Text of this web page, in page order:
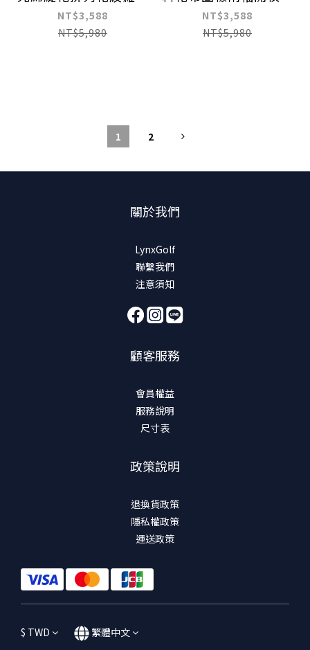
領胸袋短袖POLO衫
NT$3,588
NT$5,980
分袖POLO衫
NT$3,588
NT$5,980
1 2
關於我們
LynxGolf
聯繫我們
注意須知
顧客服務
會員權益
服務說明
尺寸表
政策說明
退換貨政策
隱私權政策
運送政策
$ TWD 繁體中文